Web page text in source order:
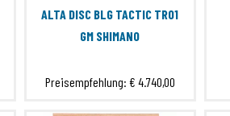
ALTA DISC BLG TACTIC TR01
GM SHIMANO
Preisempfehlung: € 4.740,00